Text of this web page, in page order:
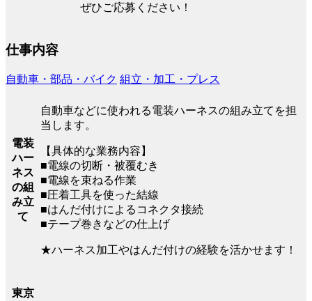
ぜひご応募ください！
仕事内容
自動車・部品・バイク 組立・加工・プレス
電装
ハー
ネス
の組
み立
て
自動車などに使われる電装ハーネスの組み立てを担
当します。
【具体的な業務内容】
■電線の切断・被覆むき
■電線を束ねる作業
■圧着工具を使った結線
■はんだ付けによるコネクタ接続
■テープ巻きなどの仕上げ
★ハーネス加工やはんだ付けの経験を活かせます！
東京